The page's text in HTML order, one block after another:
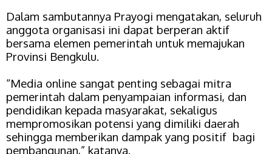
Dalam sambutannya Prayogi mengatakan, seluruh
anggota organisasi ini dapat berperan aktif
bersama elemen pemerintah untuk memajukan
Provinsi Bengkulu.
“Media online sangat penting sebagai mitra
pemerintah dalam penyampaian informasi, dan
pendidikan kepada masyarakat, sekaligus
mempromosikan potensi yang dimiliki daerah
sehingga memberikan dampak yang positif bagi
pembangunan,” katanya.